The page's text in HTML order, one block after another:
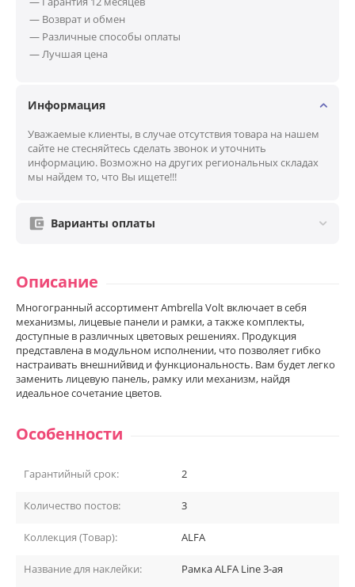
— Возврат и обмен
— Различные способы оплаты
— Лучшая цена
Информация
Уважаемые клиенты, в случае отсутствия товара на нашем
сайте не стесняйтесь сделать звонок и уточнить
информацию. Возможно на других региональных складах
мы найдем то, что Вы ищете!!!
Варианты оплаты
Описание
Многогранный ассортимент Ambrella Volt включает в себя
механизмы, лицевые панели и рамки, а также комплекты,
доступные в различных цветовых решениях. Продукция
представлена в модульном исполнении, что позволяет гибко
настраивать внешнийвид и функциональность. Вам будет легко
заменить лицевую панель, рамку или механизм, найдя
идеальное сочетание цветов.
Особенности
Гарантийный срок: 2
Количество постов: 3
Коллекция (Товар): ALFA
Название для наклейки: Рамка ALFA Line 3-ая